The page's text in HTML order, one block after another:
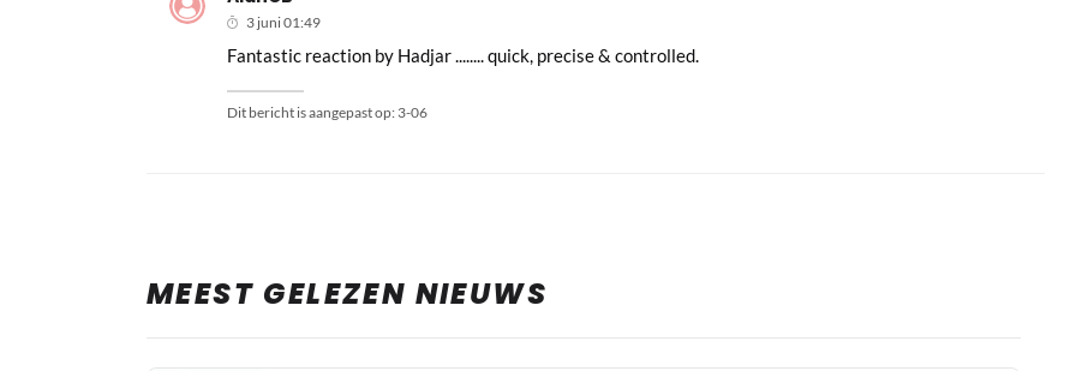
3 juni 01:49
Fantastic reaction by Hadjar ........ quick, precise & controlled.
Dit bericht is aangepast op: 3-06
MEEST GELEZEN NIEUWS